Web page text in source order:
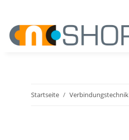
Startseite Verbindungstechnik